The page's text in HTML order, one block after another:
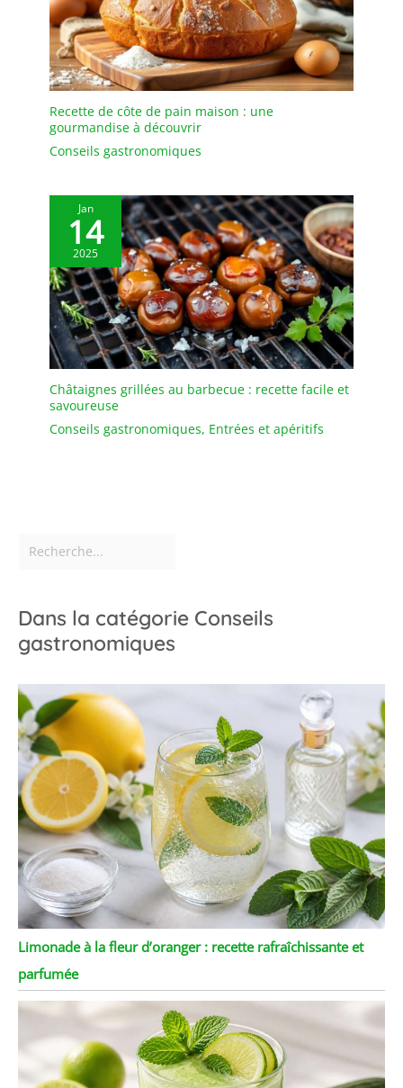
Equipés de 20pcs bâtons
de colle (diamètre de
11mm, longueur de
19cm), matière de EVA
résine et paraffine,
antioxydant, coffre-fort
non-toxiques,
respectueuse de
puissance, elles fondent
plus rapidement, et
donnent plus de colle
fondue si vous avez
besoins de coller des
meubles plus grand. Vous
pourriez utiliser des
bâton de colle colorés
mais diamètre entre 10.8-
Recette de côte de pain maison : une
gourmandise à découvrir
Conseils gastronomiques
Jan
14
2025
Châtaignes grillées au barbecue : recette facile et
savoureuse
Conseils gastronomiques, Entrées et apéritifs
Dans la catégorie Conseils
gastronomiques
Limonade à la fleur d’oranger : recette rafraîchissante et
parfumée